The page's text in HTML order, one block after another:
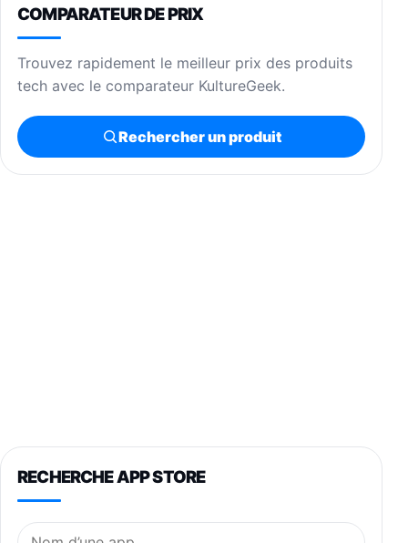
COMPARATEUR DE PRIX
Trouvez rapidement le meilleur prix des produits
tech avec le comparateur KultureGeek.
Rechercher un produit
RECHERCHE APP STORE
Nom de l’application